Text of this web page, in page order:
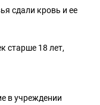
сдали кровь и ее
старше 18 лет,
в учреждении